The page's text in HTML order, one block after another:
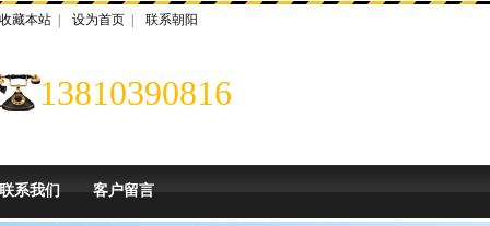
收藏本站 设为首页 联系朝阳
13810390816
联系我们 客户留言